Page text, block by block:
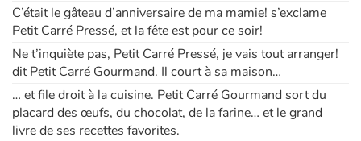
C’était le gâteau d’anniversaire de ma mamie! s’exclame
Petit Carré Pressé, et la fête est pour ce soir!
Ne t’inquiète pas, Petit Carré Pressé, je vais tout arranger!
dit Petit Carré Gourmand. Il court à sa maison…
… et file droit à la cuisine. Petit Carré Gourmand sort du
placard des œufs, du chocolat, de la farine… et le grand
livre de ses recettes favorites.